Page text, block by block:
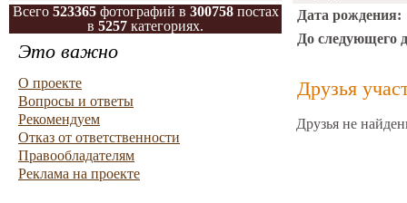
Всего 523365фотографий в 300758постах
в 5257 категориях.
Это важно
О проекте
Вопросы и ответы
Рекомендуем
Отказ от ответственности
Правообладателям
Реклама на проекте
Дата рождения:
До следующего
Друзья
Друзья не